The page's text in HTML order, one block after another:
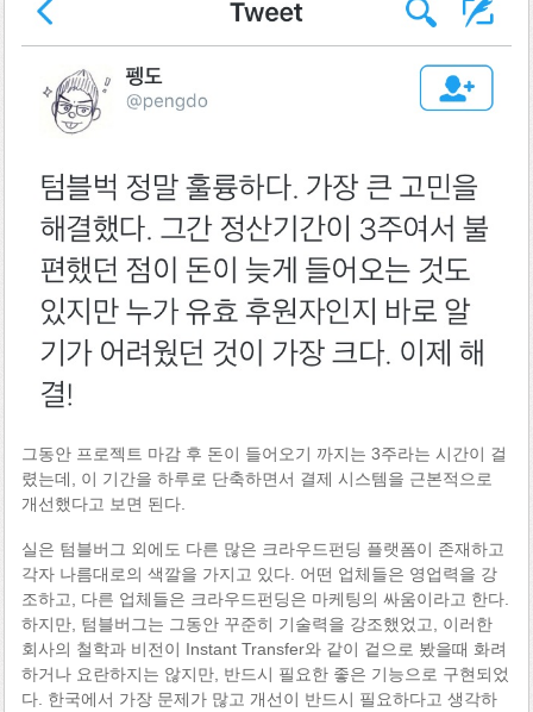
그동안 프로젝트 마감 후 돈이 들어오기 까지는 3주라는 시간이 걸
렸는데, 이 기간을 하루로 단축하면서 결제 시스템을 근본적으로
개선했다고 보면 된다.
실은 텀블버그 외에도 다른 많은 크라우드펀딩 플랫폼이 존재하고
각자 나름대로의 색깔을 가지고 있다. 어떤 업체들은 영업력을 강
조하고, 다른 업체들은 크라우드펀딩은 마케팅의 싸움이라고 한다.
하지만, 텀블버그는 그동안 꾸준히 기술력을 강조했었고, 이러한
회사의 철학과 비전이 Instant Transfer와 같이 겉으로 봤을때 화려
하거나 요란하지는 않지만, 반드시 필요한 좋은 기능으로 구현되었
다. 한국에서 가장 문제가 많고 개선이 반드시 필요하다고 생각하